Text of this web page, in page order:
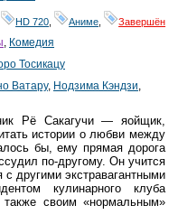
HD 720 Аниме Завершён
, Комедия
Тосикацу
Ватару, Нодзима Кэндзи,
Рё Сакагучи — яойщик,
истории о любви между
бы, ему прямая дорога
по-другому. Он учится
другими экстравагантными
кулинарного клуба
своим «нормальным»